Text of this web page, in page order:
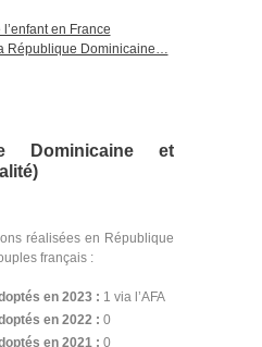
en France
République Dominicaine…
Dominicaine et
réalisées en République
français :
en 2023 : 1 via l’AFA
en 2022 : 0
en 2021 : 0